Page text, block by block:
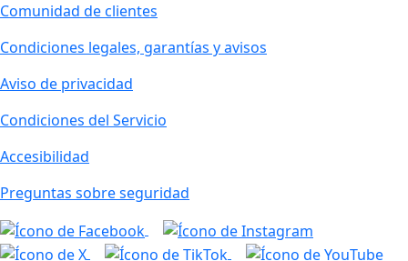
Comunidad de clientes
Condiciones legales, garantías y avisos
Aviso de privacidad
Condiciones del Servicio
Accesibilidad
Preguntas sobre seguridad